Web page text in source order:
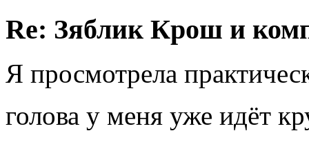
Re: Зяблик Крош и
Я просмотрела
голова у меня уже идёт